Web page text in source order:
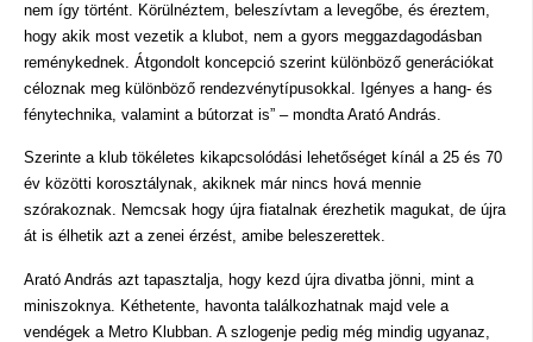
nem így történt. Körülnéztem, beleszívtam a levegőbe, és éreztem,
hogy akik most vezetik a klubot, nem a gyors meggazdagodásban
reménykednek. Átgondolt koncepció szerint különböző generációkat
céloznak meg különböző rendezvénytípusokkal. Igényes a hang- és
fénytechnika, valamint a bútorzat is” – mondta Arató András.
Szerinte a klub tökéletes kikapcsolódási lehetőséget kínál a 25 és 70
év közötti korosztálynak, akiknek már nincs hová mennie
szórakoznak. Nemcsak hogy újra fiatalnak érezhetik magukat, de újra
át is élhetik azt a zenei érzést, amibe beleszerettek.
Arató András azt tapasztalja, hogy kezd újra divatba jönni, mint a
miniszoknya. Kéthetente, havonta találkozhatnak majd vele a
vendégek a Metro Klubban. A szlogenje pedig még mindig ugyanaz,